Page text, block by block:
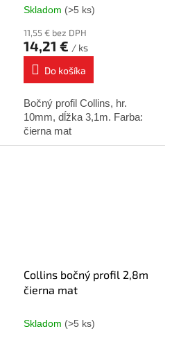
Skladom (>5 ks)
11,55 € bez DPH
14,21 € / ks
Do košíka
Bočný profil Collins, hr.
10mm, dĺžka 3,1m. Farba:
čierna mat
Collins bočný profil 2,8m
čierna mat
Skladom (>5 ks)